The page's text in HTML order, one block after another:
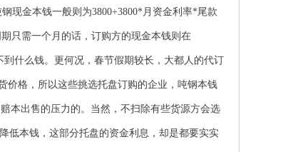
现金本钱一般则为3800+3800*月资金利率*尾款
只需一个月的话，订购方的现金本钱则在
到什么钱。更何况，春节假期较长，大都人的代订
价格，所以这些挑选托盘订购的企业，吨钢本钱
本出售的压力的。当然，不扫除有些货源方会选
低本钱，这部分托盘的资金利息，却是都要实实